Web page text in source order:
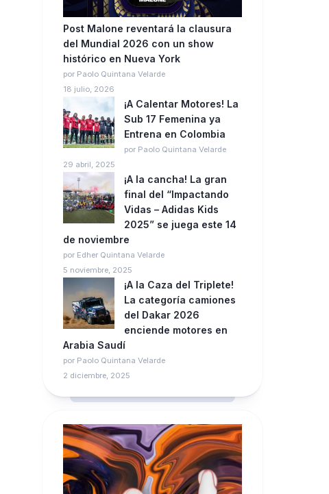
Post Malone reventará la clausura
del Mundial 2026 con un show
histórico en Nueva York
por Paolo Quintana Velarde
18 julio, 2026
¡A Calentar Motores! La
Sub 17 Femenina ya
Entrena en Colombia
por Paolo Quintana Velarde
29 abril, 2025
¡A la cancha! La gran
final del “Impactando
Vidas – Adidas Kids
2025” se juega este 14
de noviembre
por Edher Quintana Velarde
5 noviembre, 2025
¡A la Caza del Triplete!
La categoría camiones
del Dakar 2026
enciende motores en
Arabia Saudí
por Paolo Quintana Velarde
2 diciembre, 2025